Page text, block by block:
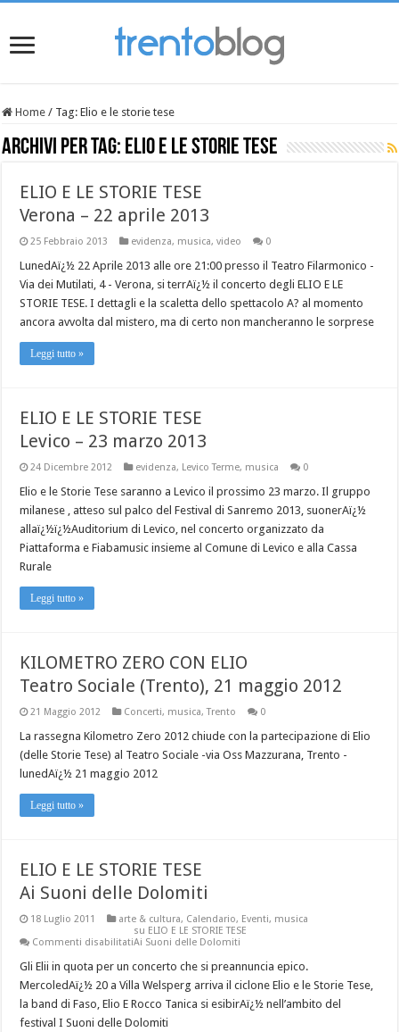
Home / Tag:Elio e le storie tese
Archivi per tag: Elio e le storie tese
ELIO E LE STORIE TESE
Verona – 22 aprile 2013
25 Febbraio 2013 evidenza, musica,video 0
LunedAï¿½ 22 Aprile 2013 alle ore 21:00 presso il Teatro Filarmonico -
Via dei Mutilati, 4 - Verona, si terrAï¿½ il concerto degli ELIO E LE
STORIE TESE. I dettagli e la scaletta dello spettacolo A? al momento
ancora avvolta dal mistero, ma di certo non mancheranno le sorprese
Leggi tutto »
ELIO E LE STORIE TESE
Levico – 23 marzo 2013
24 Dicembre 2012 evidenza, Levico Terme, musica 0
Elio e le Storie Tese saranno a Levico il prossimo 23 marzo. Il gruppo
milanese , atteso sul palco del Festival di Sanremo 2013, suonerAï¿½
allaï¿½ï¿½Auditorium di Levico, nel concerto organizzato da
Piattaforma e Fiabamusic insieme al Comune di Levico e alla Cassa
Rurale
Leggi tutto »
KILOMETRO ZERO CON ELIO
Teatro Sociale (Trento), 21 maggio 2012
21 Maggio 2012 Concerti, musica,Trento 0
La rassegna Kilometro Zero 2012 chiude con la partecipazione di Elio
(delle Storie Tese) al Teatro Sociale -via Oss Mazzurana, Trento -
lunedAï¿½ 21 maggio 2012
Leggi tutto »
ELIO E LE STORIE TESE
Ai Suoni delle Dolomiti
18 Luglio 2011 arte & cultura, Calendario, Eventi, musica
Commenti disabilitati
su ELIO E LE STORIE TESE
Ai Suoni delle Dolomiti
Gli Elii in quota per un concerto che si preannuncia epico.
MercoledAï¿½ 20 a Villa Welsperg arriva il ciclone Elio e le Storie Tese,
la band di Faso, Elio E Rocco Tanica si esibirAï¿½ nell’ambito del
festival I Suoni delle Dolomiti